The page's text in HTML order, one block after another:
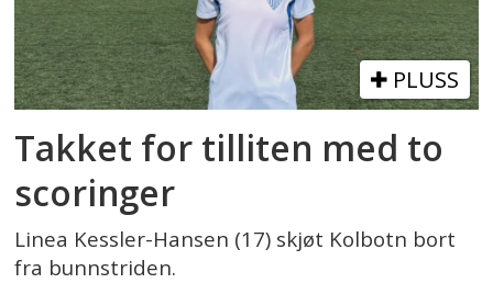
PLUSS
Takket for tilliten med to
scoringer
Linea Kessler-Hansen (17) skjøt Kolbotn bort
fra bunnstriden.